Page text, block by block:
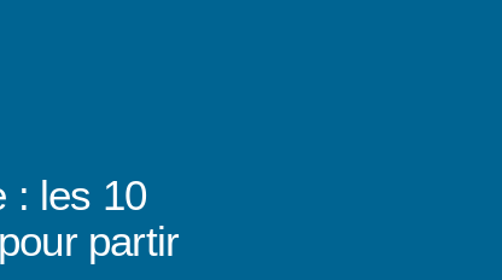
: les 10
partir